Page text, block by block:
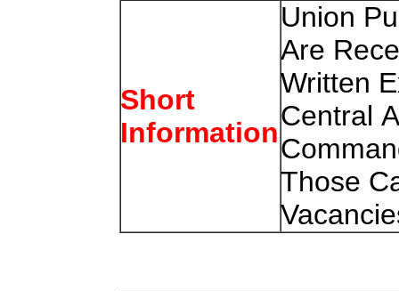
Short
Information
Union
Are
Written
Central
Those